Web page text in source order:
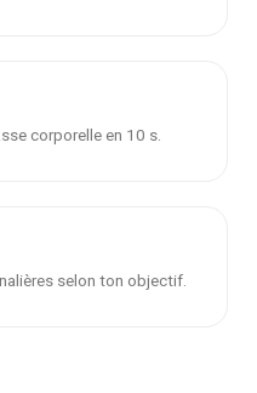
corporelle en 10 s.
selon ton objectif.